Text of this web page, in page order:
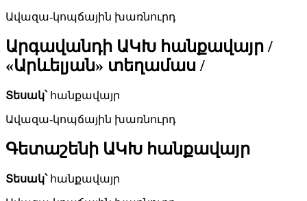
Ավազա-կոպճային խառնուրդ
Արգավանդի ԱԿԽ հանքավայր /
«Արևելյան» տեղամաս /
Տեսակ՝հանքավայր
Ավազա-կոպճային խառնուրդ
Գետաշենի ԱԿԽ հանքավայր
Տեսակ՝հանքավայր